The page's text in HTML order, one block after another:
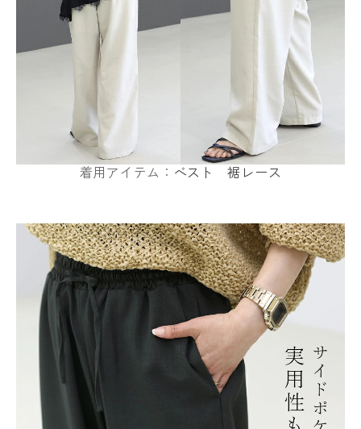
着用アイテム： ベスト 裾レース